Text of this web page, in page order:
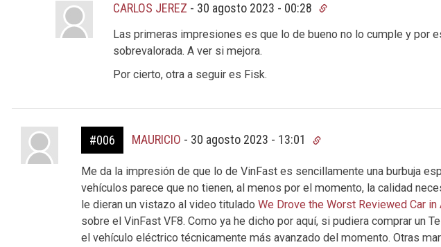
CARLOS JEREZ - 30 agosto 2023 - 00:28
Las primeras impresiones es que lo de bueno no lo cumple y por
sobrevalorada. A ver si mejora.
Por cierto, otra a seguir es Fisk.
#006 MAURICIO - 30 agosto 2023 - 13:01
Me da la impresión de que lo de VinFast es sencillamente una burbuja
vehículos parece que no tienen, al menos por el momento, la calidad
le dieran un vistazo al video titulado We Drove the Worst Reviewed Car in
sobre el VinFast VF8. Como ya he dicho por aquí, si pudiera comprar un
el vehículo eléctrico técnicamente más avanzado del momento. Otras